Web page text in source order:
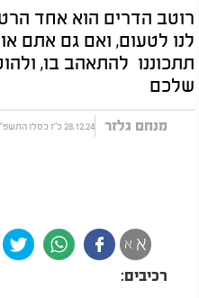
רוטב הדרים הוא אחד
לנו לטעום, ואם גם אתם
תתכוננו להתאהב בו,
שלכם
מנחם גלזר 28.12.24 כ"ז כסלו התשפ"ה, עודכן 21:38 04.03.25
א א
רכיבים: